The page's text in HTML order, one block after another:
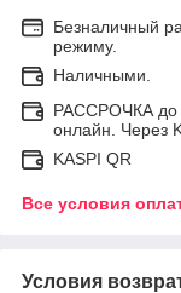
Безналичный
режиму.
Наличными.
РАССРОЧКА до
онлайн. Через
KASPI QR
Все условия
Условия